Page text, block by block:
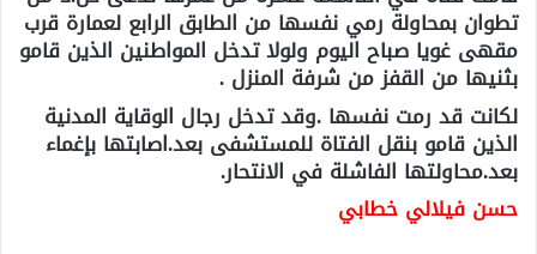
تطوان بمحاولة رمي نفسها من الطابق الرابع لعمارة قرب
مقهى غويا صباح اليوم ولولا تدخل المواطنين الذين قامو
بثنيها من القفز من شرفة المنزل .
لكانت قد رمت نفسها .وقد تدخل رجال الوقاية المدنية
الذين قامو بنقل الفتاة للمستشفى بعد.اصابتها بإغماء
بعد.محاولتها الفاشلة في الانتحار.
حسن فيلالي خطابي